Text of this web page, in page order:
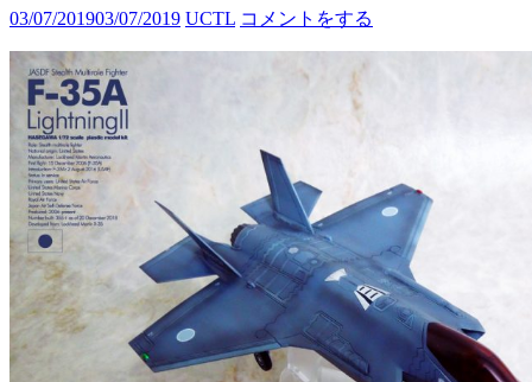
03/07/201903/07/2019 UCTL コメントをする